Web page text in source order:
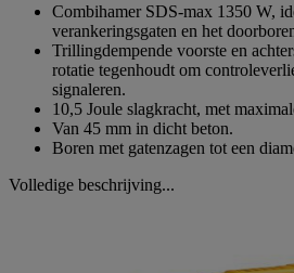
Combihamer SDS-max 1350 W,
verankeringsgaten en het
Trillingdempende voorste en
rotatie tegenhoudt om
signaleren.
10,5 Joule slagkracht, met
Van 45 mm in dicht beton.
Boren met gatenzagen tot een
Volledige beschrijving...